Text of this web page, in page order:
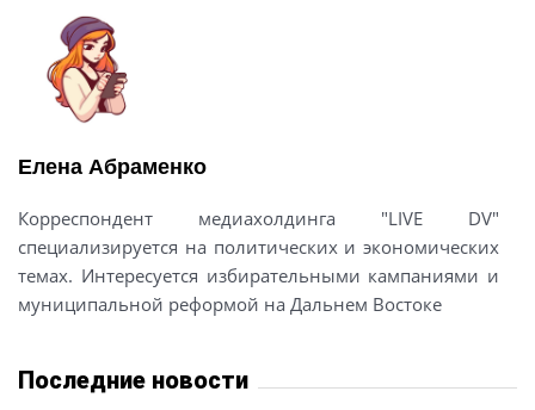
Елена Абраменко
Корреспондент медиахолдинга "LIVE DV"
специализируется на политических и экономических
темах. Интересуется избирательными кампаниями и
муниципальной реформой на Дальнем Востоке
Последние новости